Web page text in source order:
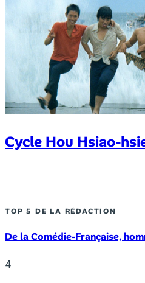
Cycle Hou Hsiao-
TOP 5 DE LA RÉDACTION
De la Comédie-Française,
4